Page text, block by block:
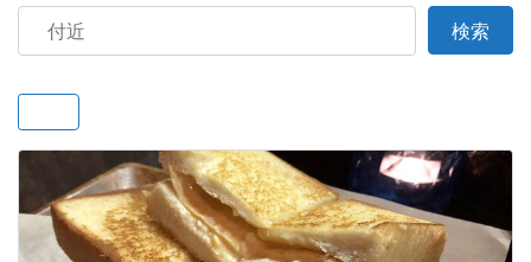
付近
検索